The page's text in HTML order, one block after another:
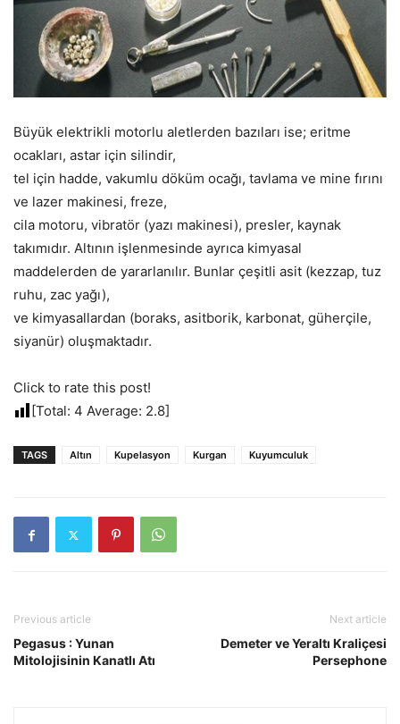
Büyük elektrikli motorlu aletlerden bazıları ise; eritme
ocakları, astar için silindir,
tel için hadde, vakumlu döküm ocağı, tavlama ve mine fırını
ve lazer makinesi, freze,
cila motoru, vibratör (yazı makinesi), presler, kaynak
takımıdır. Altının işlenmesinde ayrıca kimyasal
maddelerden de yararlanılır. Bunlar çeşitli asit (kezzap, tuz
ruhu, zac yağı),
ve kimyasallardan (boraks, asitborik, karbonat, güherçile,
siyanür) oluşmaktadır.
Click to rate this post!
[Total: 4 Average: 2.8]
TAGS Altın Kupelasyon Kurgan Kuyumculuk
Previous article
Pegasus : Yunan
Mitolojisinin Kanatlı Atı
Next article
Demeter ve Yeraltı Kraliçesi
Persephone